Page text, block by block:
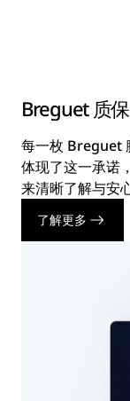
Breguet 质保
每一枚 Breguet
体现了这一承诺
来清晰了解与安
了解更多